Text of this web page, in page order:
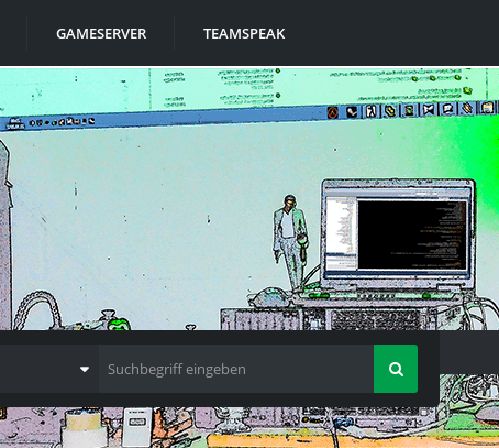
GAMESERVER TEAMSPEAK